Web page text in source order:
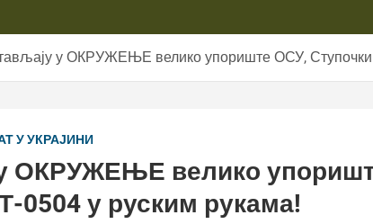
у ОКРУЖЕЊЕ велико упориште ОСУ, Ступочки
У УКРАЈИНИ
ОКРУЖЕЊЕ велико
0504 у руским рукама!